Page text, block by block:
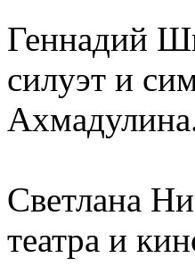
Геннадий
силуэт и
Светлана
театра и